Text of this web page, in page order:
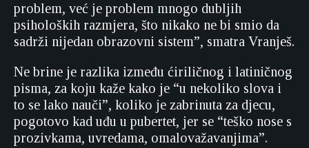
problem, već je problem mnogo dubljih
psiholoških razmjera, što nikako ne bi smio da
sadrži nijedan obrazovni sistem”, smatra Vranješ.
Ne brine je razlika između ćiriličnog i latiničnog
pisma, za koju kaže kako je “u nekoliko slova i
to se lako nauči”, koliko je zabrinuta za djecu,
pogotovo kad uđu u pubertet, jer se “teško nose s
prozivkama, uvredama, omalovažavanjima”.